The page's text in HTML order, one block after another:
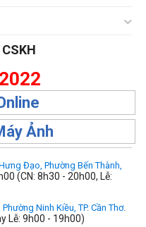
Ảnh
Đạo, Phường Bến Thành,
(CN: 8h30 - 20h00, Lễ:
Ninh Kiều, TP. Cần Thơ.
Lễ: 9h00 - 19h00)